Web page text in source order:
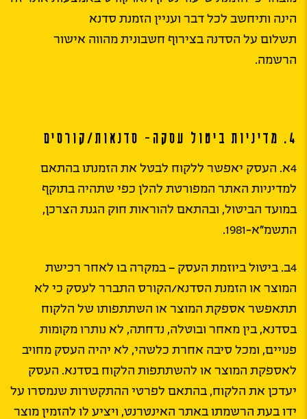
הינה ותיחשב לכל דבר ועניין הזמנת סדנא
תשלום על הסדנה בצירוף חשבונית מהווה אישור
הרשמה.
4. מדיניות ביטול עסקה- סדנאות/קורסים
4א. העסק יאפשר ללקוח לבטל את הזמנתו בהתאם
למדיניות האתר המפורטת להלן כפי שתהיה בתוקף
במועד הביטול, ובהתאם להוראות חוק הגנת הצרכן,
התשמ”א-1981.
4ב. ביטול ביוזמת העסק – במקרה בו לאחר רכישת
המוצר או הזמנת הסדנא/הקורס התברר לעסק כי לא
תתאפשר אספקת המוצר או השתתפותו של הלקוח
בסדנא, בין מאחר ובוטלה, נדחתה, לא נותרו מקומות
פנויים, ומכל סיבה אחרת כלשהי, לא יהיה העסק מחויב
לאספקת המוצר או להשתתפות הלקוח בסדנא. העסק
יעדכן את הלקוח, בהתאם לפרטי ההתקשרות שנמסרו על
ידו בעת הרשמתו באתר האינטרנט, ויציע לו להזמין מוצר